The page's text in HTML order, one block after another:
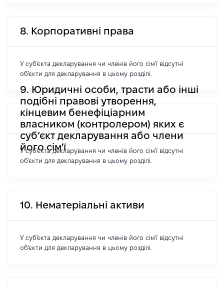
8. Корпоративні права
У суб'єкта декларування чи членів його сім'ї відсутні
об'єкти для декларування в цьому розділі.
9. Юридичні особи, трасти або інші
подібні правові утворення,
кінцевим бенефіціарним
власником (контролером) яких є
суб’єкт декларування або члени
його сім'ї
У суб'єкта декларування чи членів його сім'ї відсутні
об'єкти для декларування в цьому розділі.
10. Нематеріальні активи
У суб'єкта декларування чи членів його сім'ї відсутні
об'єкти для декларування в цьому розділі.